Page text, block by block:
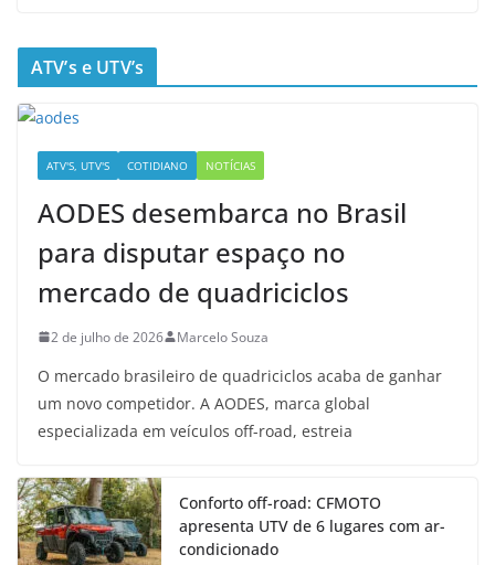
ATV’s e UTV’s
ATV'S, UTV'S COTIDIANO NOTÍCIAS
AODES desembarca no Brasil
para disputar espaço no
mercado de quadriciclos
2 de julho de 2026 Marcelo Souza
O mercado brasileiro de quadriciclos acaba de ganhar
um novo competidor. A AODES, marca global
especializada em veículos off-road, estreia
Conforto off-road: CFMOTO
apresenta UTV de 6 lugares com ar-
condicionado